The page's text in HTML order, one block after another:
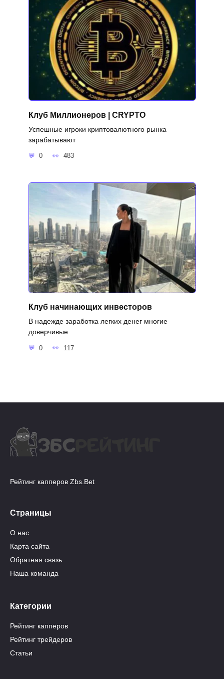
Клуб Миллионеров | CRYPTO
Успешные игроки криптовалютного рынка
зарабатывают
0 483
Клуб начинающих инвесторов
В надежде заработка легких денег многие
доверчивые
0 117
Рейтинг капперов Zbs.Bet
Страницы
О нас
Карта сайта
Обратная связь
Наша команда
Категории
Рейтинг капперов
Рейтинг трейдеров
Статьи